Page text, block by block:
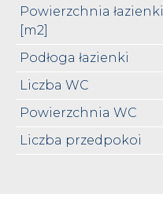
Powierzchnia łazienki
[m2]
Podłoga łazienki
Liczba WC
Powierzchnia WC
Liczba przedpokoi